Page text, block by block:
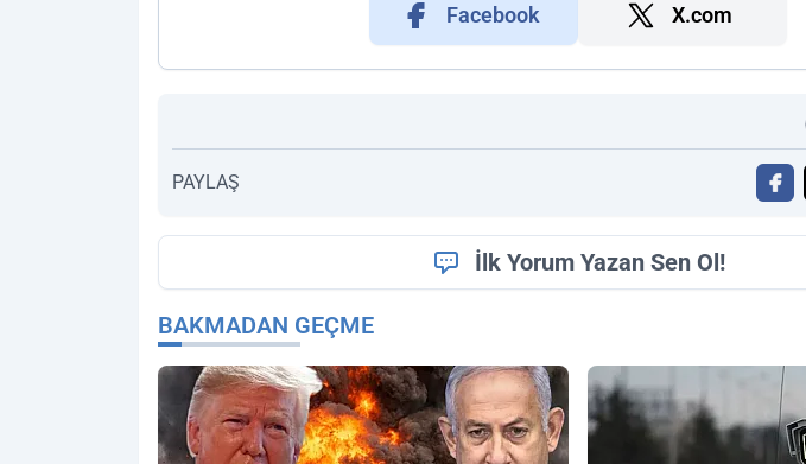
Facebook X.com
PAYLAŞ
İlk Yorum Yazan Sen Ol!
BAKMADAN GEÇME